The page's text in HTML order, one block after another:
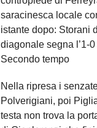
saracinesca locale
istante dopo: Storani
diagonale segna l’1-
Secondo tempo
Nella ripresa i
Polverigiani, poi
testa non trova la